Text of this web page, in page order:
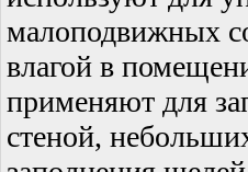
малоподвижных
влагой в
применяют для
стеной,